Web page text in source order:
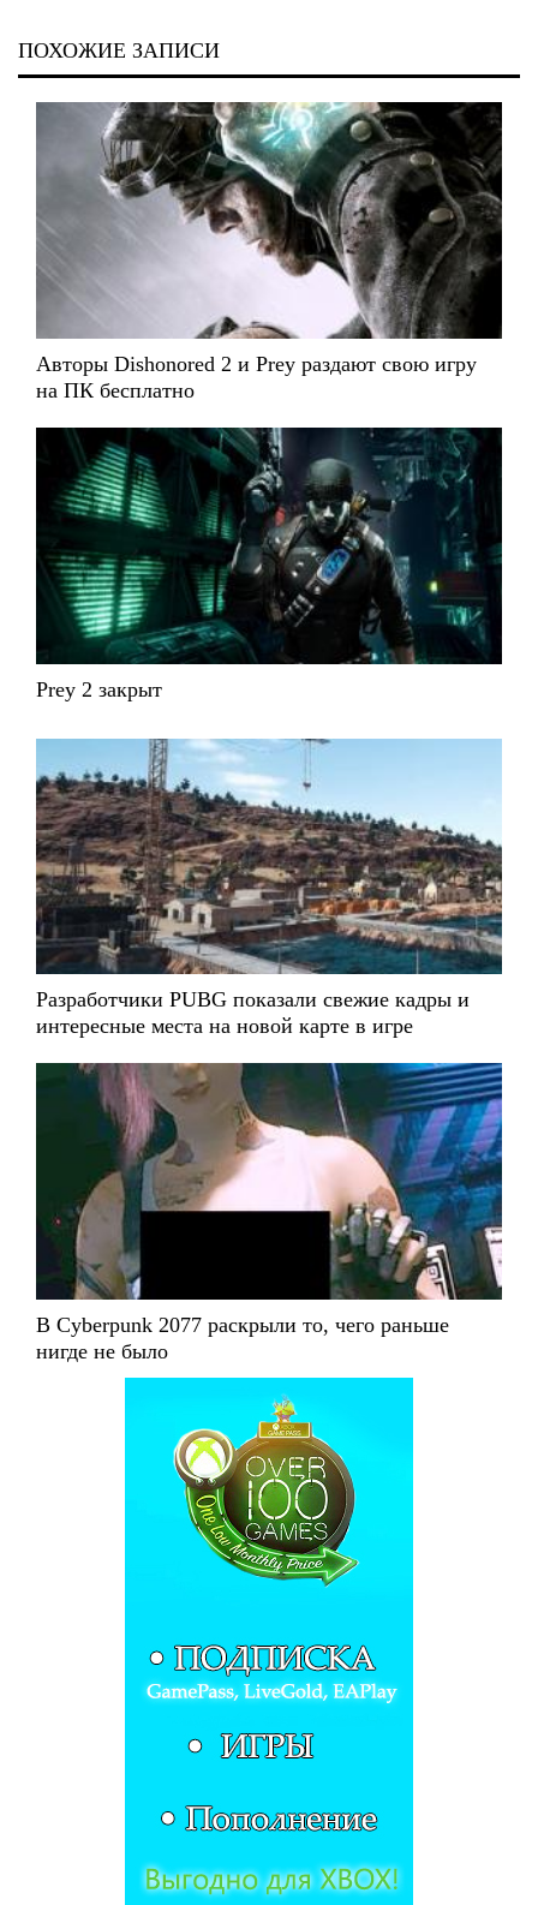
ПОХОЖИЕ ЗАПИСИ
Авторы Dishonored 2 и Prey раздают свою игру
на ПК бесплатно
Prey 2 закрыт
Разработчики PUBG показали свежие кадры и
интересные места на новой карте в игре
В Cyberpunk 2077 раскрыли то, чего раньше
нигде не было